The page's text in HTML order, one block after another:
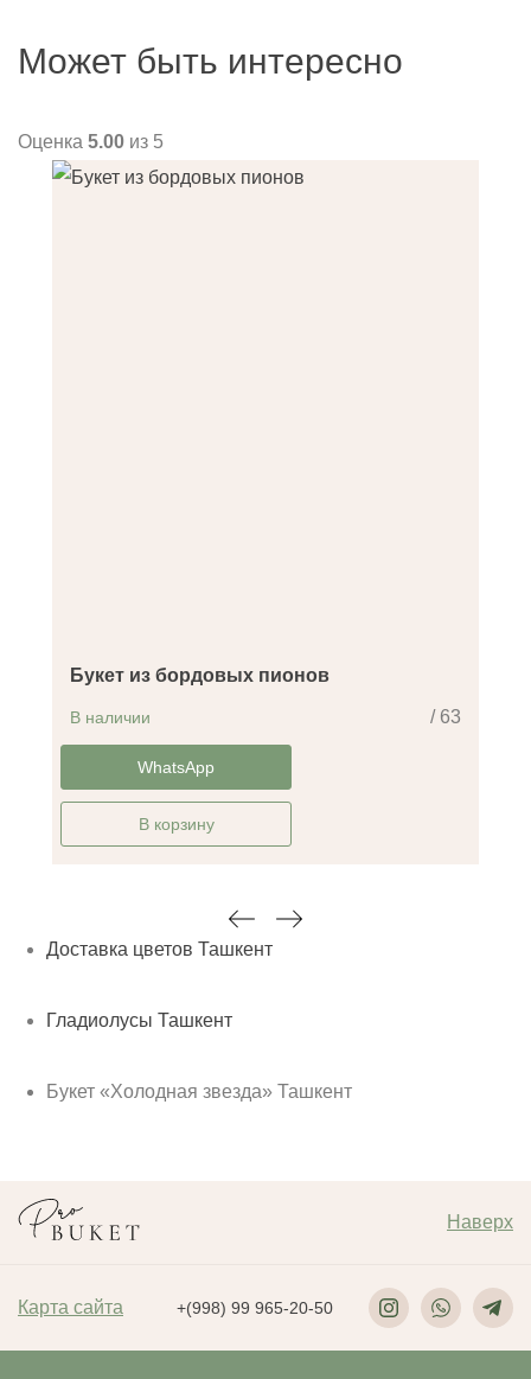
Может быть интересно
Оценка 5.00 из 5
Букет из бордовых пионов
/ 63
В наличии
-30%WhatsApp
В корзину
Доставка цветов Ташкент
Гладиолусы Ташкент
Букет «Холодная звезда» Ташкент
Наверх
Карта сайта +(998) 99 965-20-50